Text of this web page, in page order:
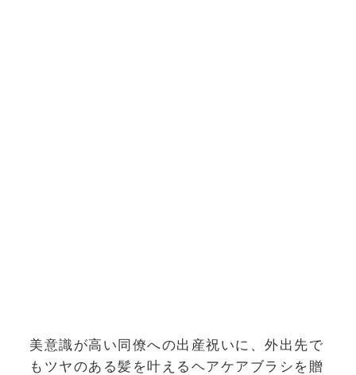
美意識が高い同僚への出産祝いに、外出先で
もツヤのある髪を叶えるヘアケアブラシを贈